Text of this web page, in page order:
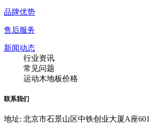
品牌优势
售后服务
新闻动态
行业资讯
常见问题
运动木地板价格
联系我们
地址: 北京市石景山区中铁创业大厦A座601